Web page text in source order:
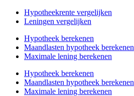
Hypotheekrente vergelijken
Leningen vergelijken
Hypotheek berekenen
Maandlasten hypotheek berekenen
Maximale lening berekenen
Hypotheek berekenen
Maandlasten hypotheek berekenen
Maximale lening berekenen